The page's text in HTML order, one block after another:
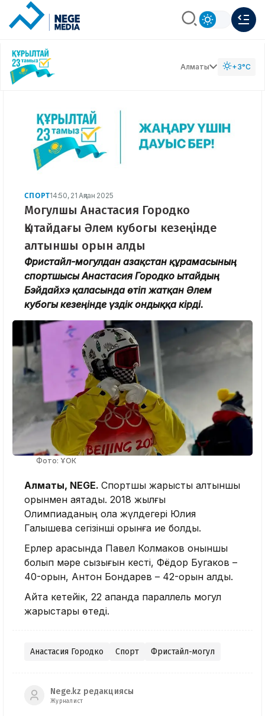
Алматы +3°C
СПОРТ14:50, 21 Ақпан 2025
Могулшы Анастасия Городко
Қытайдағы Әлем кубогы кезеңінде
алтыншы орын алды
Фристайл-могулдан Қазақстан құрамасының
спортшысы Анастасия Городко Қытайдың
Бэйдайхэ қаласында өтіп жатқан Әлем
кубогы кезеңінде үздік ондыққа кірді.
Фото: ҰОК
Алматы, NEGE. Спортшы жарысты алтыншы
орынмен аяқтады. 2018 жылғы
Олимпиаданың қола жүлдегері Юлия
Галышева сегізінші орынға ие болды.
Ерлер арасында Павел Колмаков оныншы
болып мәре сызығын кесті, Фёдор Бугаков –
40-орын, Антон Бондарев – 42-орын алды.
Айта кетейік, 22 ақпанда параллель могул
жарыстары өтеді.
Анастасия Городко Спорт Фристайл-могул
Nege.kz редакциясы
Журналист